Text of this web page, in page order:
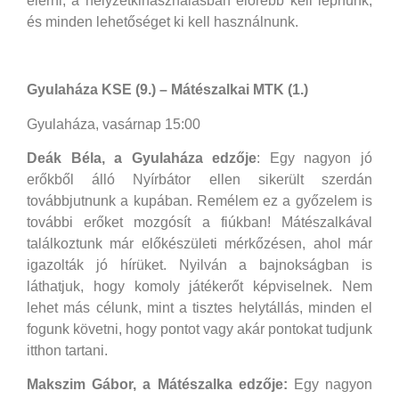
és minden lehetőséget ki kell használnunk.
Gyulaháza KSE (9.) – Mátészalkai MTK (1.)
Gyulaháza, vasárnap 15:00
Deák Béla, a Gyulaháza edzője: Egy nagyon jó
erőkből álló Nyírbátor ellen sikerült szerdán
továbbjutnunk a kupában. Remélem ez a győzelem is
további erőket mozgósít a fiúkban! Mátészalkával
találkoztunk már előkészületi mérkőzésen, ahol már
igazolták jó hírüket. Nyilván a bajnokságban is
láthatjuk, hogy komoly játékerőt képviselnek. Nem
lehet más célunk, mint a tisztes helytállás, minden el
fogunk követni, hogy pontot vagy akár pontokat tudjunk
itthon tartani.
Makszim Gábor, a Mátészalka edzője: Egy nagyon